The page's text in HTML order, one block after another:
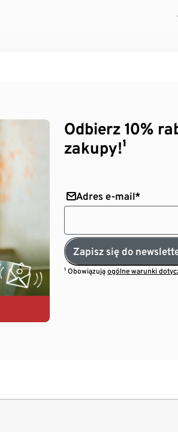
Odbierz 10%
zakupy!¹
Adres e-mail*
Zapisz się do
¹ Obowiązująogólne warunki